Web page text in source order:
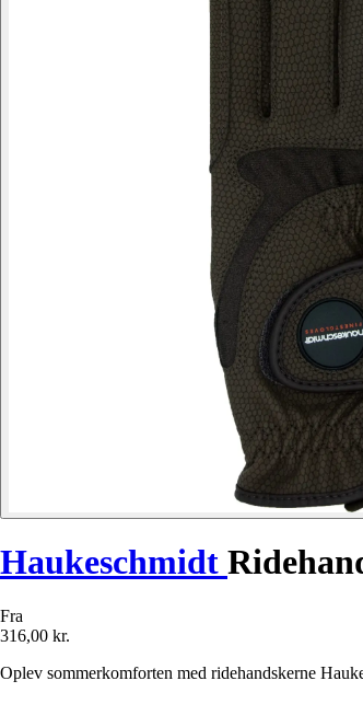
Haukeschmidt
Fra
316,00 kr.
Oplev sommerkomforten med ridehandskerne